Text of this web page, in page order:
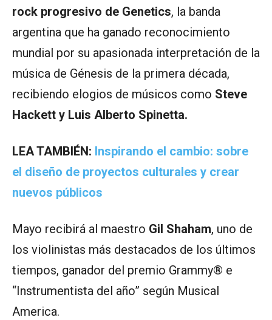
rock progresivo de Genetics, la banda
argentina que ha ganado reconocimiento
mundial por su apasionada interpretación de la
música de Génesis de la primera década,
recibiendo elogios de músicos como Steve
Hackett y Luis Alberto Spinetta.
LEA TAMBIÉN: Inspirando el cambio: sobre
el diseño de proyectos culturales y crear
nuevos públicos
Mayo recibirá al maestro Gil Shaham, uno de
los violinistas más destacados de los últimos
tiempos, ganador del premio Grammy® e
“Instrumentista del año” según Musical
America.